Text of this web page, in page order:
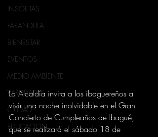
INSÓLITAS
FARANDULA
BIENESTAR
EVENTOS
MEDIO AMBIENTE
VARIEDADES
CIUDAD
EDUCACION
La Alcaldía invita a los ibaguereños a
vivir una noche inolvidable en el Gran
Concierto de Cumpleaños de Ibagué,
que se realizará el sábado 18 de